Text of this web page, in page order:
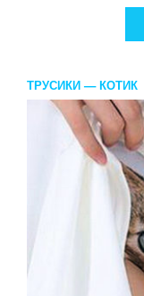
ТРУСИКИ — КОТИК